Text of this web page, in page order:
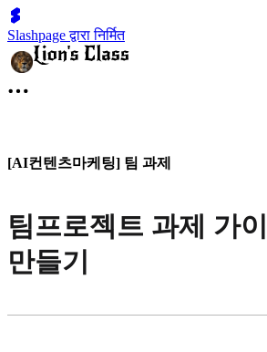
Slashpage द्वारा निर्मित
[AI컨텐츠마케팅] 팀 과제
팀프로젝트 과제 가
만들기